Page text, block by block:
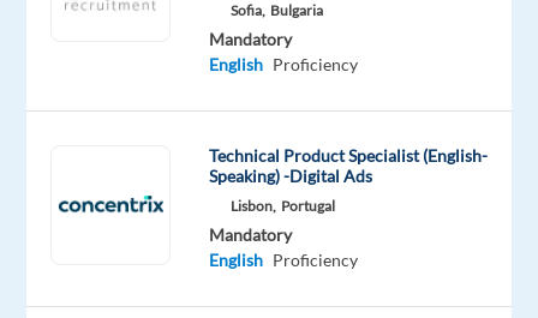
Communications
Mother
Advanced
This
Sofia, Bulgaria
Mandatory
English Proficiency
Technical Product Specialist (English-
Speaking) -Digital Ads
Lisbon, Portugal
Mandatory
English Proficiency